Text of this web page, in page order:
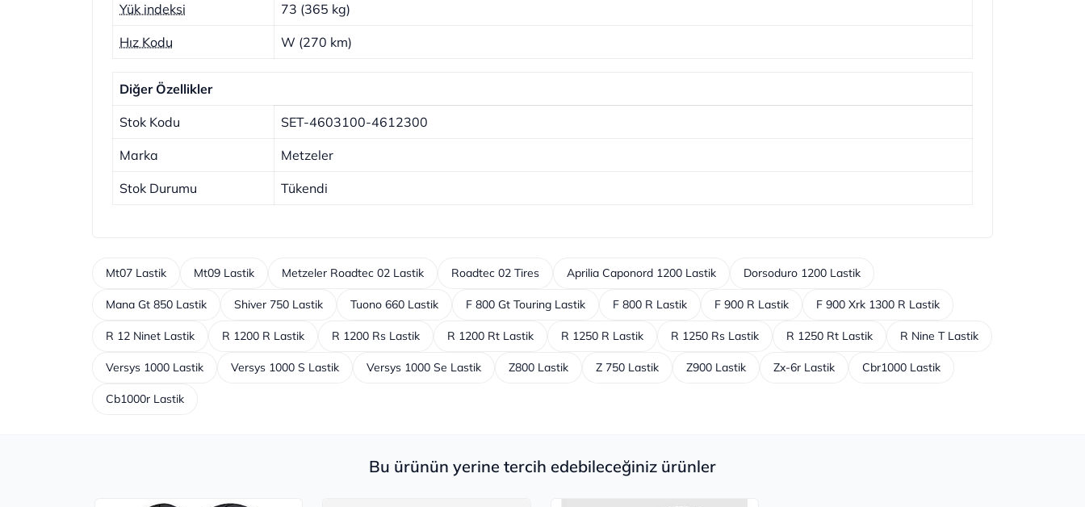
Yük indeksi 73 (365 kg)
Hız Kodu W (270 km)
Diğer Özellikler
Stok Kodu SET-4603100-4612300
Marka Metzeler
Stok Durumu Tükendi
Mt07 Lastik Mt09 Lastik Metzeler Roadtec 02 Lastik Roadtec 02 Tires Aprilia Caponord 1200 Lastik Dorsoduro 1200 Lastik
Mana Gt 850 Lastik Shiver 750 Lastik Tuono 660 Lastik F 800 Gt Touring Lastik F 800 R Lastik F 900 R Lastik F 900 Xrk 1300 R Lastik
R 12 Ninet Lastik R 1200 R Lastik R 1200 Rs Lastik R 1200 Rt Lastik R 1250 R Lastik R 1250 Rs Lastik R 1250 Rt Lastik R Nine T Lastik
Versys 1000 Lastik Versys 1000 S Lastik Versys 1000 Se Lastik Z800 Lastik Z 750 Lastik Z900 Lastik Zx-6r Lastik Cbr1000 Lastik
Cb1000r Lastik
Bu ürünün yerine tercih edebileceğiniz ürünler